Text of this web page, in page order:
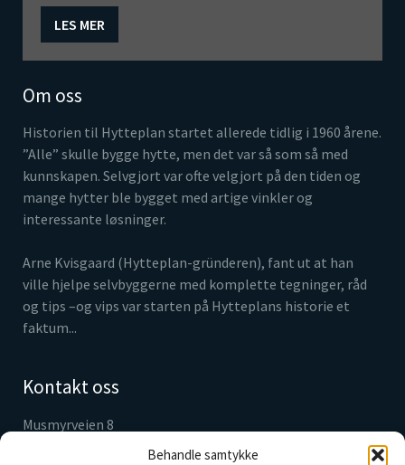
Behandle samtykke
LES MER
Om oss
Historien til Hytteplan startet allerede tidlig i 1960 årene.
”Alle” skulle bygge hytte, men det var så som så med
kunnskapen. Selvgjort var ofte velgjort på den tiden og
mange hytter ble bygget med artige vinkler og
interessante løsninger.
Arne Kvisgaard (Hytteplan-gründeren), fant ut at han
ville hjelpe selvbyggerne med komplette tegninger, råd
og tips –og vips var starten på Hytteplans historie et
faktum...
Kontakt oss
Musmyrveien 8